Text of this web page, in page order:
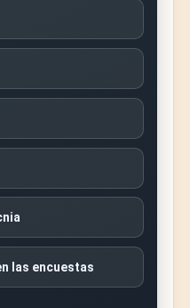
las encuestas